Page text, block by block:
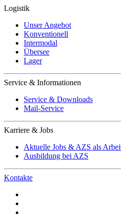
Logistik
Unser Angebot
Konventionell
Intermodal
Übersee
Lager
Service & Informationen
Service & Downloads
Mail-Service
Karriere & Jobs
Aktuelle Jobs & AZS als
Ausbildung bei AZS
Kontakte